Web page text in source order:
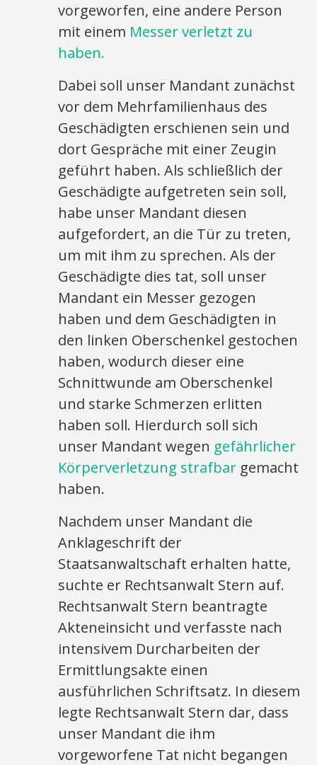
vorgeworfen, eine andere Person
mit einem Messer verletzt zu
haben.
Dabei soll unser Mandant zunächst
vor dem Mehrfamilienhaus des
Geschädigten erschienen sein und
dort Gespräche mit einer Zeugin
geführt haben. Als schließlich der
Geschädigte aufgetreten sein soll,
habe unser Mandant diesen
aufgefordert, an die Tür zu treten,
um mit ihm zu sprechen. Als der
Geschädigte dies tat, soll unser
Mandant ein Messer gezogen
haben und dem Geschädigten in
den linken Oberschenkel gestochen
haben, wodurch dieser eine
Schnittwunde am Oberschenkel
und starke Schmerzen erlitten
haben soll. Hierdurch soll sich
unser Mandant wegen gefährlicher
Körperverletzung strafbar gemacht
haben.
Nachdem unser Mandant die
Anklageschrift der
Staatsanwaltschaft erhalten hatte,
suchte er Rechtsanwalt Stern auf.
Rechtsanwalt Stern beantragte
Akteneinsicht und verfasste nach
intensivem Durcharbeiten der
Ermittlungsakte einen
ausführlichen Schriftsatz. In diesem
legte Rechtsanwalt Stern dar, dass
unser Mandant die ihm
vorgeworfene Tat nicht begangen